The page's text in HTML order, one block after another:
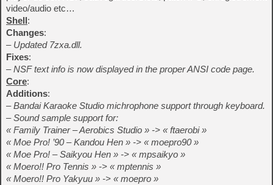
video/audio etc…
Shell:
Changes:
– Updated 7zxa.dll.
Fixes:
– NSF text info is now displayed in the proper ANSI code page.
Core:
Additions:
– Bandai Karaoke Studio michrophone support through keyboard.
– Sound sample support for:
« Family Trainer – Aerobics Studio » -> « ftaerobi »
« Moe Pro! ’90 – Kandou Hen » -> « moepro90 »
« Moe Pro! – Saikyou Hen » -> « mpsaikyo »
« Moero!! Pro Tennis » -> « mptennis »
« Moero!! Pro Yakyuu » -> « moepro »